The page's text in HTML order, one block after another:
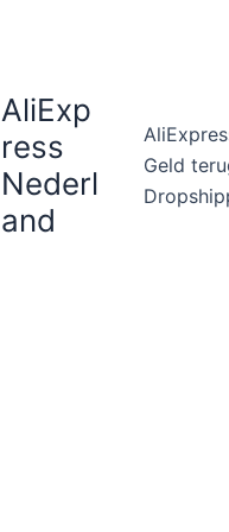
AliExp
ress
Nederl
and
Geld